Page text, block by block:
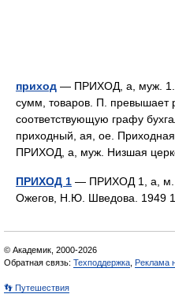
приход — ПРИХОД, а, муж. 1.
сумм, товаров. П. превышает
соответствующую графу
приходный, ая, ое.
ПРИХОД, а, муж. Низшая
ПРИХОД 1 — ПРИХОД 1, а, м.
Ожегов, Н.Ю. Шведова. 1949
© Академик, 2000-2026
Обратная связь: Техподдержка Реклама
👣 Путешествия